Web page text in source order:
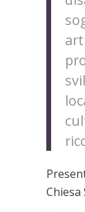
Chiesa